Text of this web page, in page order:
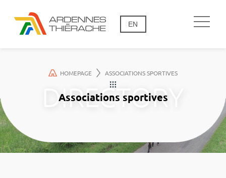
EN
HOMEPAGE ASSOCIATIONS SPORTIVES
Associations sportives